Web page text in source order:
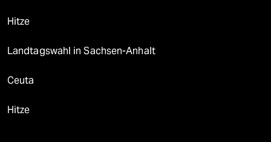
Hitze
Landtagswahl in Sachsen-Anhalt
Ceuta
Hitze